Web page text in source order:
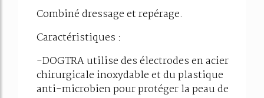
Combiné dressage et repérage.
Caractéristiques :
-DOGTRA utilise des électrodes en acier
chirurgicale inoxydable et du plastique
anti-microbien pour protéger la peau de